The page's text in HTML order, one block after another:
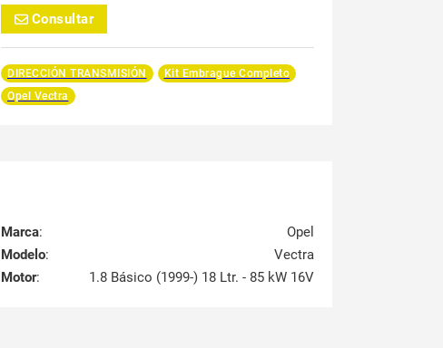
Consultar
DIRECCIÓN TRANSMISIÓN
Kit Embrague Completo
Opel Vectra
Marca:
Opel
Modelo:
Vectra
Motor: 1.8 Básico (1999-) 18 Ltr. - 85 kW 16V